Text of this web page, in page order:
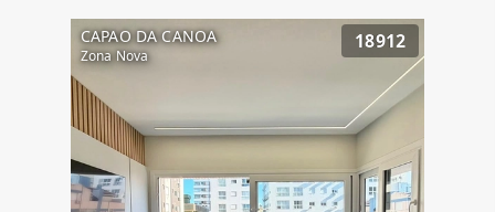
CAPAO DA CANOA
Zona Nova
18912